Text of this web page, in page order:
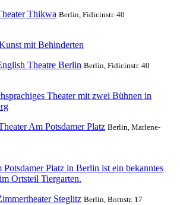
Thikwa Berlin, Fidicinstr. 40
mit Behinderten
Theatre Berlin Berlin, Fidicinstr. 40
Theater mit zwei Bühnen in
Am Potsdamer Platz Berlin, Marlene-
Potsdamer Platz in Berlin ist ein bekanntes
Ortsteil Tiergarten.
Steglitz Berlin, Bornstr. 17